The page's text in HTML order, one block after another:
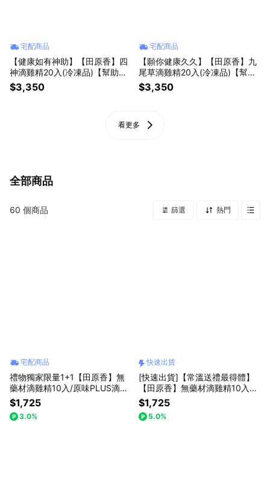
宅配商品
【健康如有神助】【田原香】四
神滴雞精20入(冷凍品)【幫助消
化 改善胃口】
$3,350
宅配商品
【願你健康久久】【田原香】九
尾草滴雞精20入(冷凍品)【幫助
開胃助消化】
$3,350
看更多
全部商品
60 個商品 篩選 熱門
宅配商品
禮物獨家限量1+1【田原香】無
藥材滴雞精10入/原味PLUS滴雞
精10入(收禮人自選口味)+贈1包
(常溫品) 父親節送禮推薦
$1,725
3.0%
快速出貨
[快速出貨]【常溫送禮最得體】
【田原香】無藥材滴雞精10入
(常溫品)(術後送禮首推)
$1,725
5.0%